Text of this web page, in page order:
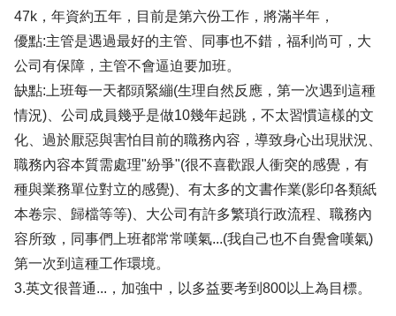
47k，年資約五年，目前是第六份工作，將滿半年，
優點:主管是遇過最好的主管、同事也不錯，福利尚可，大
公司有保障，主管不會逼迫要加班。
缺點:上班每一天都頭緊繃(生理自然反應，第一次遇到這種
情況)、公司成員幾乎是做10幾年起跳，不太習慣這樣的文
化、過於厭惡與害怕目前的職務內容，導致身心出現狀況、
職務內容本質需處理"紛爭"(很不喜歡跟人衝突的感覺，有
種與業務單位對立的感覺)、有太多的文書作業(影印各類紙
本卷宗、歸檔等等)、大公司有許多繁瑣行政流程、職務內
容所致，同事們上班都常常嘆氣...(我自己也不自覺會嘆氣)
第一次到這種工作環境。
3.英文很普通...，加強中，以多益要考到800以上為目標。